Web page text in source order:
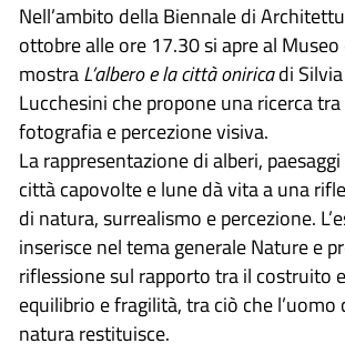
Nell’ambito della Biennale di
ottobre alle ore 17.30 si apre al Museo
mostraL’albero e la città oniricadi
Lucchesini che propone una ricerca
fotografia e percezione visiva.
La rappresentazione di alberi,
città capovolte e lune dà vita a una
di natura, surrealismo e percezione.
inserisce nel tema generale Nature e
riflessione sul rapporto tra il costruito
equilibrio e fragilità, tra ciò che l’uomo
natura restituisce.